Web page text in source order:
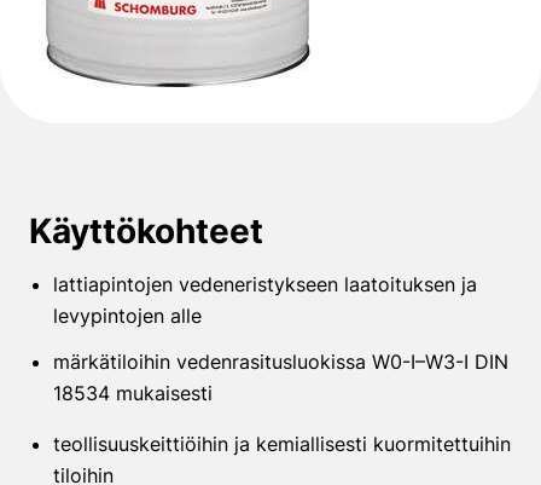
Käyttökohteet
lattiapintojen vedeneristykseen laatoituksen ja
levypintojen alle
märkätiloihin vedenrasitusluokissa W0-I–W3-I DIN
18534 mukaisesti
teollisuuskeittiöihin ja kemiallisesti kuormitettuihin
tiloihin